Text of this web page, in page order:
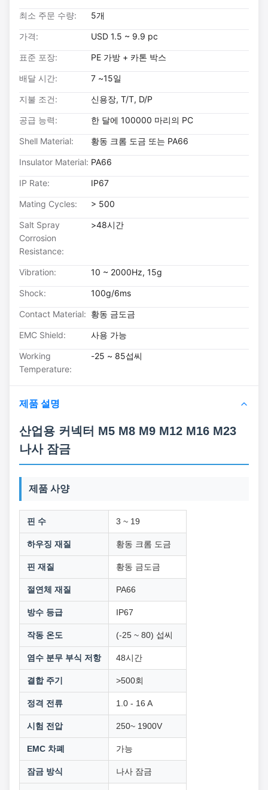
최소 주문 수량: 5개
가격: USD 1.5 ~ 9.9 pc
표준 포장: PE 가방 + 카톤 박스
배달 시간: 7 ~15일
지불 조건: 신용장, T/T, D/P
공급 능력: 한 달에 100000 마리의 PC
Shell Material: 황동 크롬 도금 또는 PA66
Insulator Material: PA66
IP Rate: IP67
Mating Cycles: > 500
Salt Spray
Corrosion
Resistance:
>48시간
Vibration: 10 ~ 2000Hz, 15g
Shock: 100g/6ms
Contact Material: 황동 금도금
EMC Shield: 사용 가능
Working
Temperature:
-25 ~ 85섭씨
제품 설명
산업용 커넥터 M5 M8 M9 M12 M16 M23
나사 잠금
제품 사양
핀 수 3 ~ 19
하우징 재질 황동 크롬 도금
핀 재질 황동 금도금
절연체 재질 PA66
방수 등급 IP67
작동 온도 (-25 ~ 80) 섭씨
염수 분무 부식 저항 48시간
결합 주기 >500회
정격 전류 1.0 - 16 A
시험 전압 250~ 1900V
EMC 차폐 가능
잠금 방식 나사 잠금